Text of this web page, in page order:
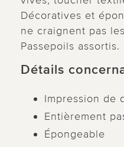
Décoratives et
ne craignent pas
Passepoils assortis.
Détails
Impression de
Entièrement
Épongeable